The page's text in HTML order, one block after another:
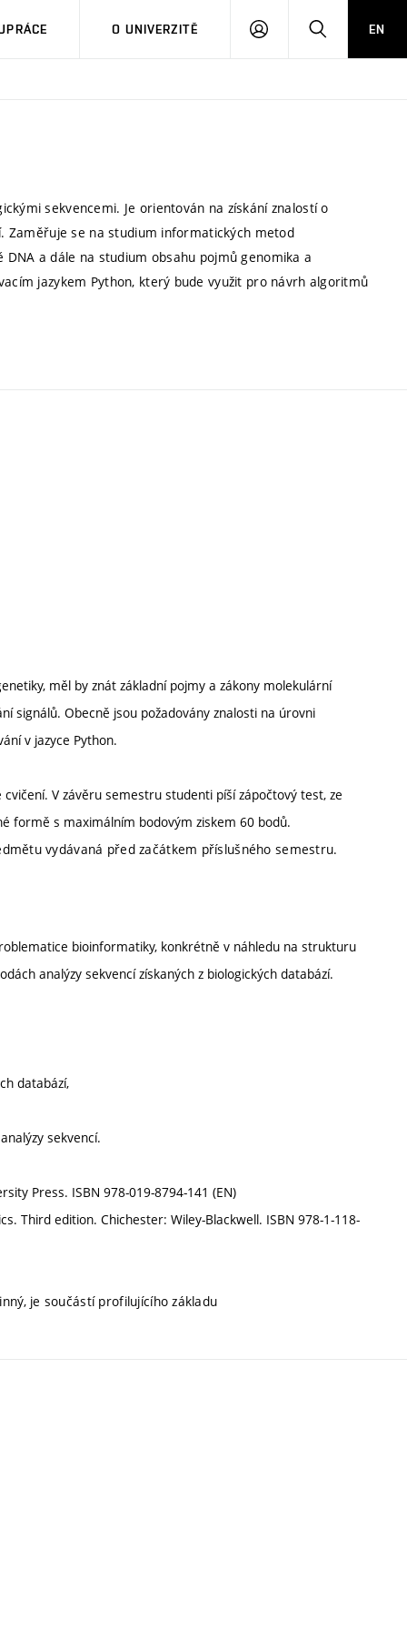
O UNIVERZITĚ
PŘIHLÁSIT HLEDATEN
sekvencemi. Je orientován na získání znalostí o
Zaměřuje se na studium informatických metod
a dále na studium obsahu pojmů genomika a
jazykem Python, který bude využit pro návrh algoritmů
měl by znát základní pojmy a zákony molekulární
signálů. Obecně jsou požadovány znalosti na úrovni
v jazyce Python.
V závěru semestru studenti píší zápočtový test, ze
formě s maximálním bodovým ziskem 60 bodů.
vydávaná před začátkem příslušného semestru.
bioinformatiky, konkrétně v náhledu na strukturu
analýzy sekvencí získaných z biologických databází.
databází,
sekvencí.
Press. ISBN 978-019-8794-141 (EN)
Third edition. Chichester: Wiley-Blackwell. ISBN 978-1-118-
je součástí profilujícího základu